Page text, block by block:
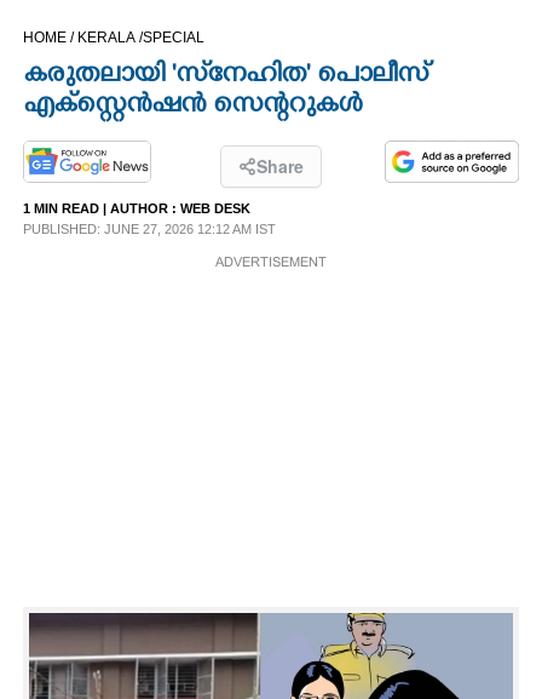
CINEMA
OPINION
PHOTOS
LITERATURE
HOME / KERALA /SPECIAL
കരുതലായി 'സ്‌നേഹിത' പൊലീസ്
എക്സ്റ്റെൻഷൻ സെന്ററുകൾ
Share
1 MIN READ | AUTHOR : WEB DESK
PUBLISHED: JUNE 27, 2026 12:12 AM IST
ADVERTISEMENT